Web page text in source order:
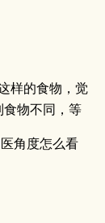
样的食物，觉
物不同，等
角度怎么看